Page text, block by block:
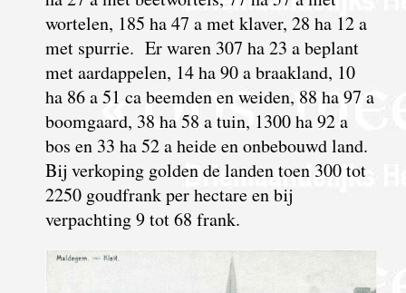
wortelen, 185 ha 47 a met klaver, 28 ha 12 a
met spurrie. Er waren 307 ha 23 a beplant
met aardappelen, 14 ha 90 a braakland, 10
ha 86 a 51 ca beemden en weiden, 88 ha 97 a
boomgaard, 38 ha 58 a tuin, 1300 ha 92 a
bos en 33 ha 52 a heide en onbebouwd land.
Bij verkoping golden de landen toen 300 tot
2250 goudfrank per hectare en bij
verpachting 9 tot 68 frank.